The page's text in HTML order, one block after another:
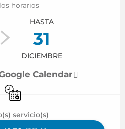
horarios
HASTA
31
DICIEMBRE
Calendar
Sólo con reserva previa
servicio(s)